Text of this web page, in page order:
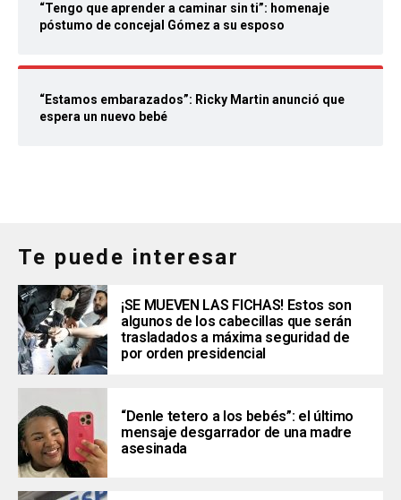
“Tengo que aprender a caminar sin ti”: homenaje
póstumo de concejal Gómez a su esposo
“Estamos embarazados”: Ricky Martin anunció que
espera un nuevo bebé
Te puede interesar
¡SE MUEVEN LAS FICHAS! Estos son
algunos de los cabecillas que serán
trasladados a máxima seguridad de
por orden presidencial
“Denle tetero a los bebés”: el último
mensaje desgarrador de una madre
asesinada